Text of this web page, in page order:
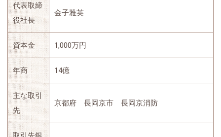
代表取締
役社長
金子雅英
資本金 1,000万円
年商 14億
主な取引
先
京都府 長岡京市 長岡京消防